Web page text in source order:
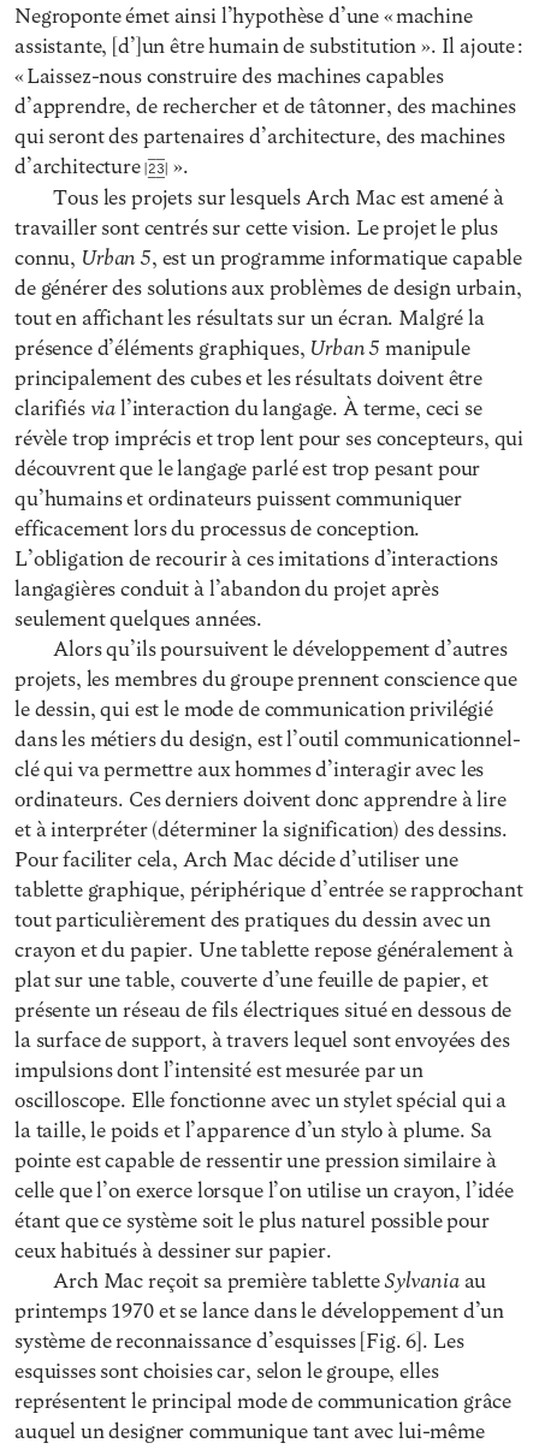
Negroponte émet ainsi l’hypothèse d’une « machine
assistante, [d’]un être humain de substitution ». Il ajoute :
« Laissez-nous construire des machines capables
d’apprendre, de rechercher et de tâtonner, des machines
qui seront des partenaires d’architecture, des machines
d’architecture 23
».
Tous les projets sur lesquels Arch Mac est amené à
travailler sont centrés sur cette vision. Le projet le plus
connu, Urban 5, est un programme informatique capable
de générer des solutions aux problèmes de design urbain,
tout en affichant les résultats sur un écran. Malgré la
présence d’éléments graphiques, Urban 5 manipule
principalement des cubes et les résultats doivent être
clarifiés via l’interaction du langage. À terme, ceci se
révèle trop imprécis et trop lent pour ses concepteurs, qui
découvrent que le langage parlé est trop pesant pour
qu’humains et ordinateurs puissent communiquer
efficacement lors du processus de conception.
L’obligation de recourir à ces imitations d’interactions
langagières conduit à l’abandon du projet après
seulement quelques années.
Alors qu’ils poursuivent le développement d’autres
projets, les membres du groupe prennent conscience que
le dessin, qui est le mode de communication privilégié
dans les métiers du design, est l’outil communicationnel-
clé qui va permettre aux hommes d’interagir avec les
ordinateurs. Ces derniers doivent donc apprendre à lire
et à interpréter (déterminer la signification) des dessins.
Pour faciliter cela, Arch Mac décide d’utiliser une
tablette graphique, périphérique d’entrée se rapprochant
tout particulièrement des pratiques du dessin avec un
crayon et du papier. Une tablette repose généralement à
plat sur une table, couverte d’une feuille de papier, et
présente un réseau de fils électriques situé en dessous de
la surface de support, à travers lequel sont envoyées des
impulsions dont l’intensité est mesurée par un
oscilloscope. Elle fonctionne avec un stylet spécial qui a
la taille, le poids et l’apparence d’un stylo à plume. Sa
pointe est capable de ressentir une pression similaire à
celle que l’on exerce lorsque l’on utilise un crayon, l’idée
étant que ce système soit le plus naturel possible pour
ceux habitués à dessiner sur papier.
Arch Mac reçoit sa première tabletteSylvaniaau
printemps 1970 et se lance dans le développement d’un
système de reconnaissance d’esquisses [Fig. 6]. Les
esquisses sont choisies car, selon le groupe, elles
représentent le principal mode de communication grâce
auquel un designer communique tant avec lui-même